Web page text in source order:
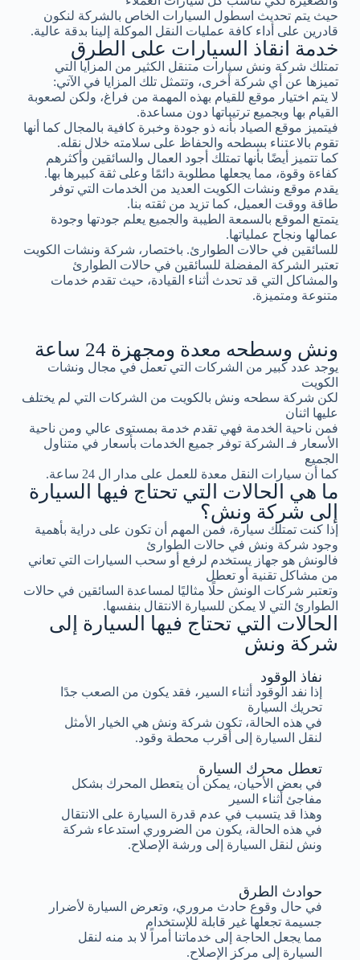
حيث يتم تحديث اسطول السيارات الخاص بالشركة لنكون
قادرين على أداء كافة عمليات النقل الموكلة إلينا بدقة عالية.
خدمة انقاذ السيارات على الطرق
تمتلك شركة ونش سيارات متنقل الكثير من المزايا التي
تميزها عن أي شركة أخرى، وتتمثل تلك المزايا في الآتي:
لا يتم اختيار موقع للقيام بهذه المهمة من فراغ، ولكن لصعوبة
القيام بها وبجميع ترتيباتها دون مساعدة.
فيتميز موقع الصياد بأنه ذو جودة وخبرة كافية بالمجال كما أنها
تقوم بالاعتناء بسطحه والحفاظ على سلامته خلال نقله.
كما تتميز أيضًا بأنها تمتلك أجود العمال والسائقين وأكثرهم
كفاءة وقوة، مما يجعلها مطلوبة دائمًا وعلى ثقة كبيرها بها.
يقدم موقع ونشات الكويت العديد من الخدمات التي توفر
طاقة ووقت العميل، كما تزيد من ثقته بنا.
يتمتع الموقع بالسمعة الطيبة والجميع يعلم جودتها وجودة
عمالها ونجاح عملياتها.
للسائقين في حالات الطوارئ. باختصار، شركة ونشات الكويت
تعتبر الشركة المفضلة للسائقين في حالات الطوارئ
والمشاكل التي قد تحدث أثناء القيادة، حيث تقدم خدمات
متنوعة ومتميزة.
ونش وسطحه معدة ومجهزة 24 ساعة
يوجد عدد كبير من الشركات التي تعمل في مجال ونشات
الكويت
لكن شركة سطحه ونش بالكويت من الشركات التي لم يختلف
عليها اثنان
فمن ناحية الخدمة فهي تقدم خدمة بمستوى عالي ومن ناحية
الأسعار فـ الشركة توفر جميع الخدمات بأسعار في متناول
الجميع
كما أن سيارات النقل معدة للعمل على مدار ال 24 ساعة.
ما هي الحالات التي تحتاج فيها السيارة
إلى شركة ونش؟
إذا كنت تمتلك سيارة، فمن المهم أن تكون على دراية بأهمية
وجود شركة ونش في حالات الطوارئ
فالونش هو جهاز يستخدم لرفع أو سحب السيارات التي تعاني
من مشاكل تقنية أو تعطل
وتعتبر شركات الونش حلًا مثاليًا لمساعدة السائقين في حالات
الطوارئ التي لا يمكن للسيارة الانتقال بنفسها.
الحالات التي تحتاج فيها السيارة إلى
شركة ونش
تعطل محرك السيارة
في بعض الأحيان، يمكن أن يتعطل المحرك بشكل
مفاجئ أثناء السير
وهذا قد يتسبب في عدم قدرة السيارة على الانتقال
في هذه الحالة، يكون من الضروري استدعاء شركة
ونش لنقل السيارة إلى ورشة الإصلاح.
نفاذ الوقود
إذا نفد الوقود أثناء السير، فقد يكون من الصعب جدًا
تحريك السيارة
في هذه الحالة، تكون شركة ونش هي الخيار الأمثل
لنقل السيارة إلى أقرب محطة وقود.
حوادث الطرق
في حال وقوع حادث مروري، وتعرض السيارة لأضرار
جسيمة تجعلها غير قابلة للإستخدام
مما يجعل الحاجة إلى خدماتنا أمراً لا بد منه لنقل
السيارة إلى مركز الإصلاح.